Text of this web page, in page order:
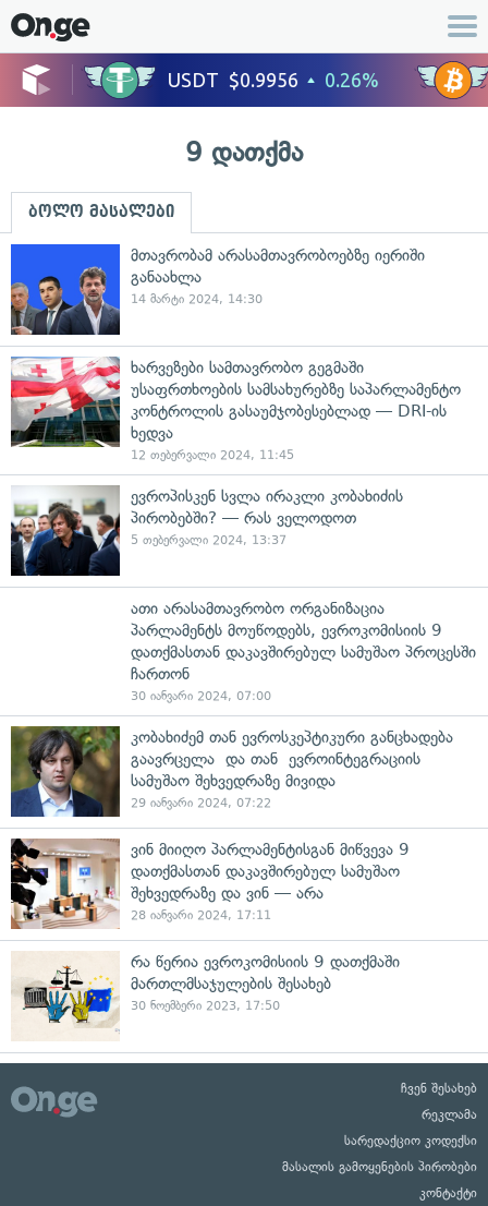
9 დათქმა
ბოლო მასალები
მთავრობამ არასამთავრობოებზე იერიში
განაახლა
14 მარტი 2024, 14:30
ხარვეზები სამთავრობო გეგმაში
უსაფრთხოების სამსახურებზე საპარლამენტო
კონტროლის გასაუმჯობესებლად — DRI-ის
ხედვა
12 თებერვალი 2024, 11:45
ევროპისკენ სვლა ირაკლი კობახიძის
პირობებში? — რას ველოდოთ
5 თებერვალი 2024, 13:37
ათი არასამთავრობო ორგანიზაცია
პარლამენტს მოუწოდებს, ევროკომისიის 9
დათქმასთან დაკავშირებულ სამუშაო პროცესში
ჩართონ
30 იანვარი 2024, 07:00
კობახიძემ თან ევროსკეპტიკური განცხადება
გაავრცელა და თან ევროინტეგრაციის
სამუშაო შეხვედრაზე მივიდა
29 იანვარი 2024, 07:22
ვინ მიიღო პარლამენტისგან მიწვევა 9
დათქმასთან დაკავშირებულ სამუშაო
შეხვედრაზე და ვინ — არა
28 იანვარი 2024, 17:11
რა წერია ევროკომისიის 9 დათქმაში
მართლმსაჯულების შესახებ
30 ნოემბერი 2023, 17:50
ჩვენ შესახებ
რეკლამა
სარედაქციო კოდექსი
მასალის გამოყენების პირობები
კონტაქტი